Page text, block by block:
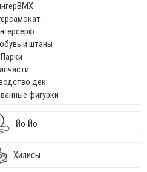
и штаны
Парки
дек
фигурки
Йо-Йо
Хилисы